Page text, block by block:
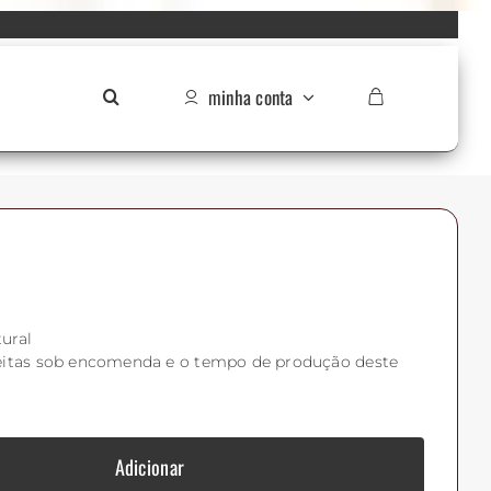
minha conta
sob encomenda e o tempo de produção deste
Adicionar